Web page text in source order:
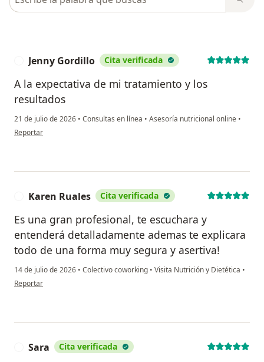
Jenny Gordillo Cita verificada
A la expectativa de mi tratamiento y los
resultados
21 de julio de 2026 • Consultas en línea • Asesoría nutricional online •
en opinión del usuario Jenny Gordillo
Reportar
Karen Ruales Cita verificada
Es una gran profesional, te escuchara y
entenderá detalladamente ademas te explicara
todo de una forma muy segura y asertiva!
14 de julio de 2026 • Colectivo coworking • Visita Nutrición y Dietética •
en opinión del usuario Karen Ruales
Reportar
Sara Cita verificada